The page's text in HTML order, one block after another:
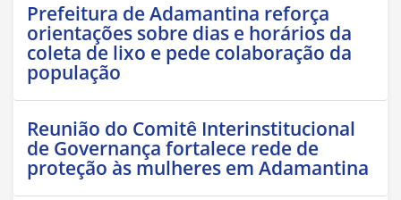
Prefeitura de Adamantina reforça
orientações sobre dias e horários da
coleta de lixo e pede colaboração da
população
Reunião do Comitê Interinstitucional
de Governança fortalece rede de
proteção às mulheres em Adamantina